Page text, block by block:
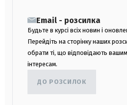
Email - розсилка
Будьте в курсі всіх новин і
Перейдіть на сторінку наших
обрати ті, що відповідають вашим
інтересам.
ДО РОЗСИЛОК